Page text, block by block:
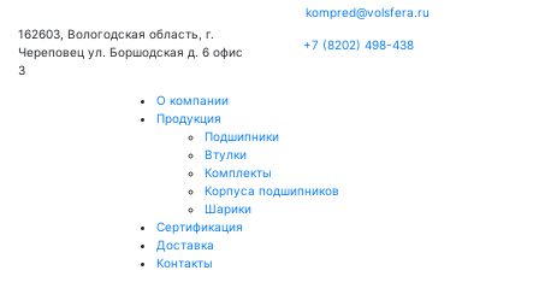
162603, Вологодская область, г.
Череповец ул. Боршодская д. 6 офис
3
kompred@volsfera.ru
+7 (8202) 498-438
О компании
Продукция
Подшипники
Втулки
Комплекты
Корпуса подшипников
Шарики
Сертификация
Доставка
Контакты